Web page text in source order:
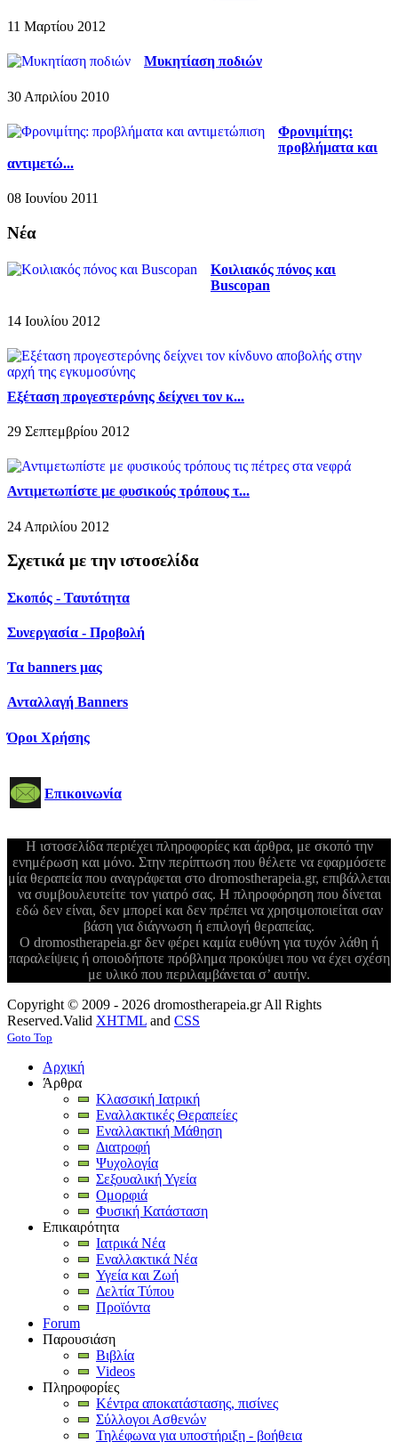
11 Μαρτίου 2012
Μυκητίαση ποδιών
30 Απριλίου 2010
Φρονιμίτης:
προβλήματα και
αντιμετώ...
08 Ιουνίου 2011
Νέα
Κοιλιακός πόνος και
Buscopan
14 Ιουλίου 2012
Εξέταση προγεστερόνης δείχνει τον κ...
29 Σεπτεμβρίου 2012
Αντιμετωπίστε με φυσικούς τρόπους τ...
24 Απριλίου 2012
Σχετικά με την ιστοσελίδα
Σκοπός - Ταυτότητα
Συνεργασία - Προβολή
Τα banners μας
Ανταλλαγή Banners
Όροι Χρήσης
Επικοινωνία
Η ιστοσελίδα περιέχει πληροφορίες και άρθρα, με σκοπό την
ενημέρωση και μόνο. Στην περίπτωση που θέλετε να εφαρμόσετε
μία θεραπεία που αναγράφεται στο dromostherapeia.gr, επιβάλλεται
να συμβουλευτείτε τον γιατρό σας. Η πληροφόρηση που δίνεται
εδώ δεν είναι, δεν μπορεί και δεν πρέπει να χρησιμοποιείται σαν
βάση για διάγνωση ή επιλογή θεραπείας.
Ο dromostherapeia.gr δεν φέρει καμία ευθύνη για τυχόν λάθη ή
παραλείψεις ή οποιοδήποτε πρόβλημα προκύψει που να έχει σχέση
με υλικό που περιλαμβάνεται σ’ αυτήν.
Copyright © 2009 - 2026 dromostherapeia.gr All Rights
Reserved.Valid XHTML and CSS
Goto Top
Αρχική
Άρθρα
Κλασσική Ιατρική
Εναλλακτικές Θεραπείες
Εναλλακτική Μάθηση
Διατροφή
Ψυχολογία
Σεξουαλική Υγεία
Ομορφιά
Φυσική Κατάσταση
Επικαιρότητα
Ιατρικά Νέα
Εναλλακτικά Νέα
Υγεία και Ζωή
Δελτία Τύπου
Προϊόντα
Forum
Παρουσιάση
Βιβλία
Videos
Πληροφορίες
Κέντρα αποκατάστασης, πισίνες
Σύλλογοι Ασθενών
Τηλέφωνα για υποστήριξη - βοήθεια